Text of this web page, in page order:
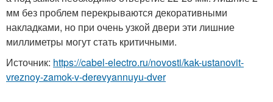
мм без проблем перекрываются декоративными
накладками, но при очень узкой двери эти лишние
миллиметры могут стать критичными.
Источник: https://cabel-electro.ru/novosti/kak-ustanovit-
vreznoy-zamok-v-derevyannuyu-dver